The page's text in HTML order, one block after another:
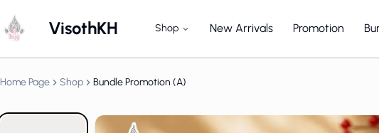
VisothKH Shop
God of Wealth
New Arrivals Promotion
Home Page Shop Bundle Promotion (A)